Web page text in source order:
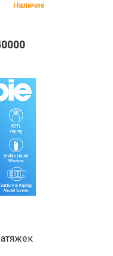
Наличие